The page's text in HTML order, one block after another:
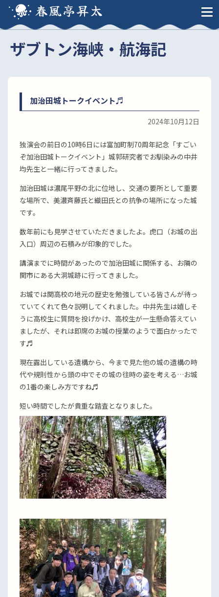
春風亭昇太
ザブトン海峡・航海記
加治田城トークイベント♬
2024年10月12日
独演会の前日の10時6日には富加町制70周年記念「すごい
ぞ加治田城トークイベント」城郭研究者でお馴染みの中井
均先生と一緒に行ってきました。
加治田城は濃尾平野の北に位地し、交通の要所として重要
な場所で、美濃斉藤氏と織田氏との抗争の場所になった城
です。
数年前にも見学させていただきましたよ。虎口（お城の出
入口）周辺の石積みが印象的でした。
講演までに時間があったので加治田城に関係する、お隣の
関市にある大洞城跡に行ってきました。
お城では関高校の地元の歴史を勉強している皆さんが待っ
ていてくれて色々説明してくれました。中井先生は嬉しそ
うに高校生に質問を投げかけ、高校生が一生懸命答えてい
ましたが、それは即席のお城の授業のようで面白かったで
す♬
現在露出している遺構から、今まで見た他の城の遺構の時
代や規則性から頭の中でその城の往時の姿を考える…お城
の1番の楽しみ方ですね♬
短い時間でしたが貴重な踏査となりました。